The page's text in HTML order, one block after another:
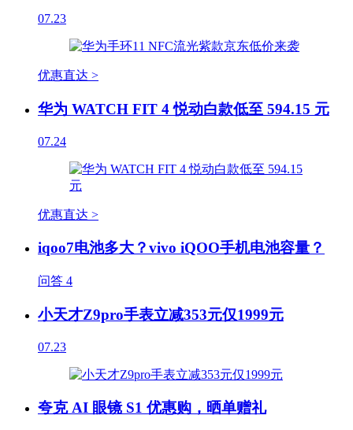
07.23
优惠直达 >
华为 WATCH FIT 4 悦动白款低至 594.15 元
07.24
优惠直达 >
iqoo7电池多大？vivo iQOO手机电池容量？
问答 4
小天才Z9pro手表立减353元仅1999元
07.23
夸克 AI 眼镜 S1 优惠购，晒单赠礼